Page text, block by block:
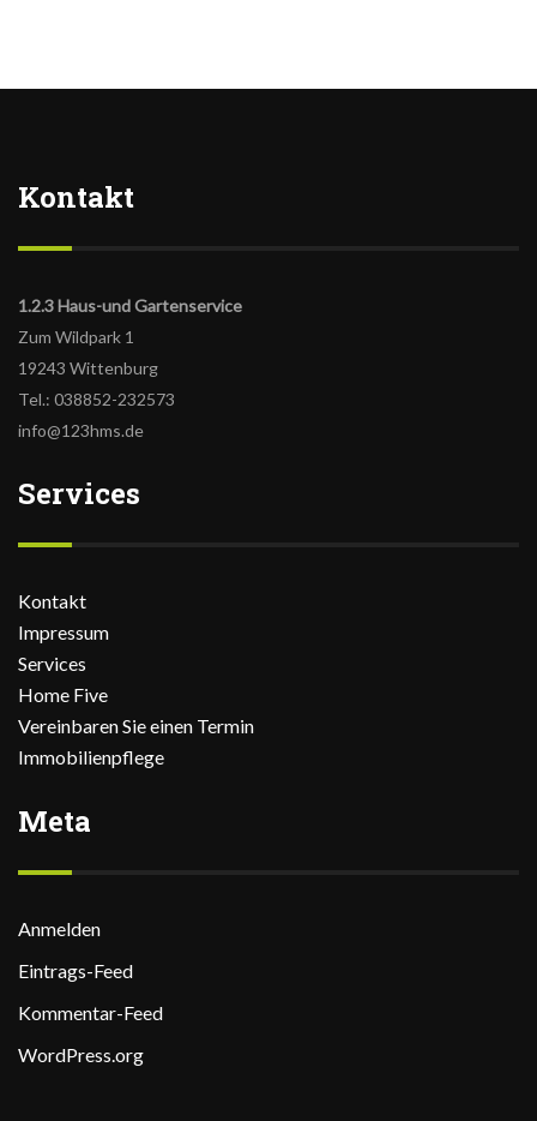
Kontakt
1.2.3 Haus-und Gartenservice
Zum Wildpark 1
19243 Wittenburg
Tel.: 038852-232573
info@123hms.de
Services
Kontakt
Impressum
Services
Home Five
Vereinbaren Sie einen Termin
Immobilienpflege
Meta
Anmelden
Eintrags-Feed
Kommentar-Feed
WordPress.org